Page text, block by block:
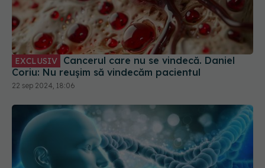
EXCLUSIV
Coriu: Nu reușim să vindecăm pacientul
22 sep 2024, 18:06